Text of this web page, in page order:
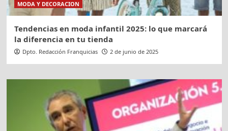
MODA Y DECORACION
Tendencias en moda infantil 2025: lo que marcará
la diferencia en tu tienda
Dpto. Redacción Franquicias 2 de junio de 2025